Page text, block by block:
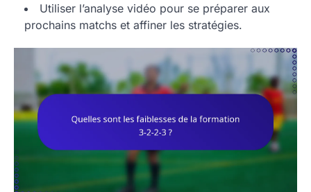
Utiliser l’analyse vidéo pour se préparer aux
prochains matchs et affiner les stratégies.